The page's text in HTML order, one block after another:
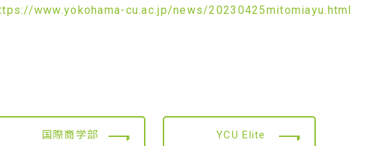
www.yokohama-cu.ac.jp/news/20230425mitomiayu.html
国際商学部 YCU Elite